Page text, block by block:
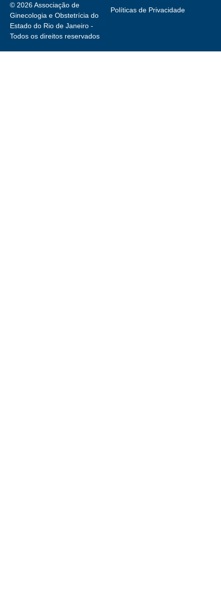
© 2026 Associação de
Ginecologia e Obstetrícia do
Estado do Rio de Janeiro -
Todos os direitos reservados
Políticas de Privacidade